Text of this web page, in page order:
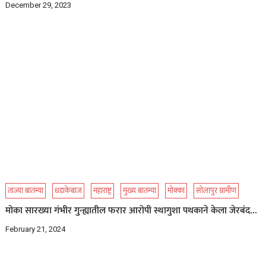
December 29, 2023
ताज्या बातम्या धडाकेबाज महाराष्ट्र मुख्य बातम्या मोक्का सोलापुर ग्रामीण
मोका सारख्या गंभीर गुन्ह्यातील फरार आरोपी स्थागुशा पथकाने केला जेरबंद…
February 21, 2024